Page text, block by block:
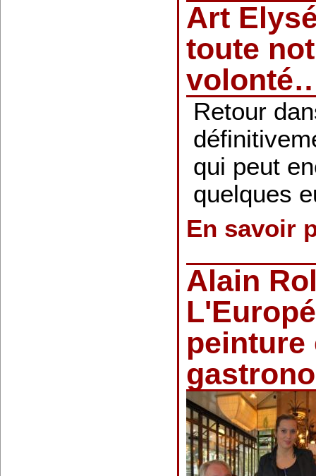
Art
toute
Retour
qui peut
quelques
En savoir
Alain
peinture